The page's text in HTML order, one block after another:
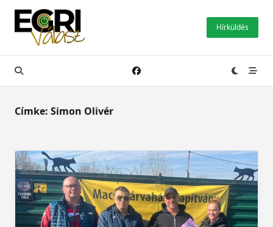
Skip
content
Hírküldés
Címke: Simon Olivér